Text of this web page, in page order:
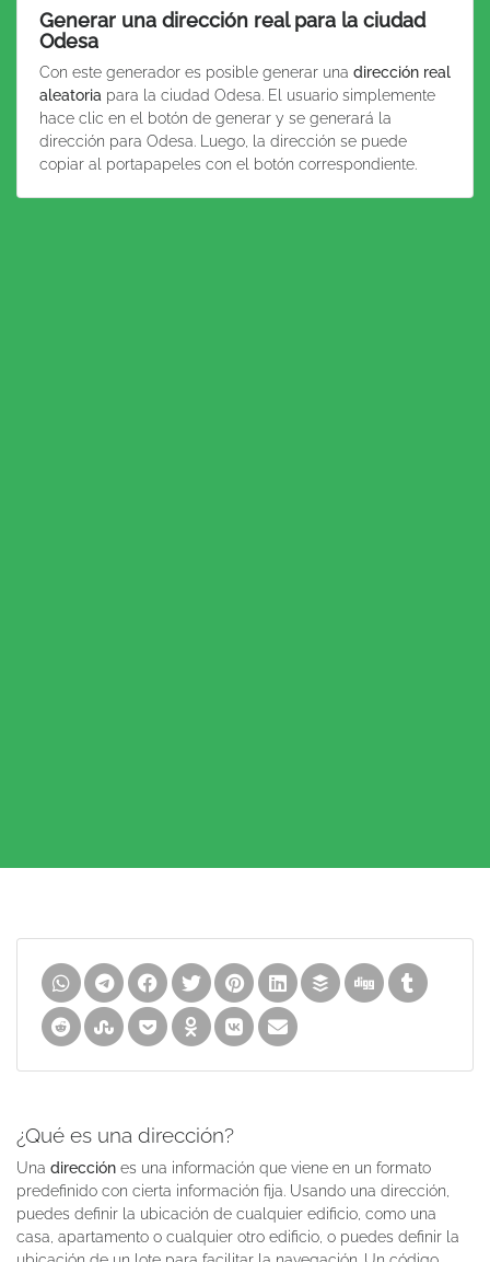
Generar una dirección real para la ciudad
Odesa
Con este generador es posible generar una dirección real
aleatoria para la ciudad Odesa. El usuario simplemente
hace clic en el botón de generar y se generará la
dirección para Odesa. Luego, la dirección se puede
copiar al portapapeles con el botón correspondiente.
¿Qué es una dirección?
Una dirección es una información que viene en un formato
predefinido con cierta información fija. Usando una dirección,
puedes definir la ubicación de cualquier edificio, como una
casa, apartamento o cualquier otro edificio, o puedes definir la